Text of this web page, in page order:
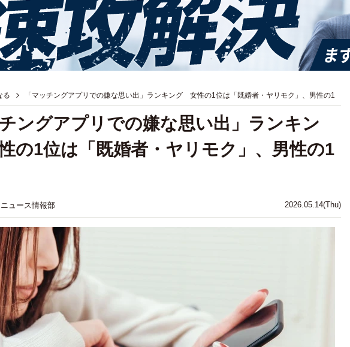
る 「マッチングアプリでの嫌な思い出」ランキング 女性の1位は「既婚者・ヤリモク」、男性の1
2026.05.14(Thu)
チングアプリでの嫌な思い出」ランキン
の1位は「既婚者・ヤリモク」、男性の1
ュース情報部